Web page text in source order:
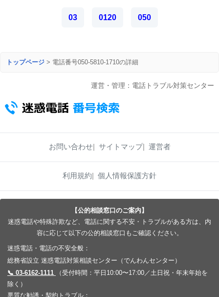
03 0120 050
トップページ > 電話番号050-5810-1710の詳細
運営・管理：電話トラブル対策センター
お問い合わせ サイトマップ 運営者
利用規約 個人情報保護方針
【公的相談窓口のご案内】
迷惑電話や特殊詐欺など、電話に関する不安・トラブルがある方は、内
容に応じて以下の公的相談窓口もご確認ください。
迷惑電話・電話の不安全般：
総務省設立 迷惑電話対策相談センター（でんわんセンター）
📞 03-6162-1111
（受付時間：平日10:00〜17:00／土日祝・年末年始を
除く）
悪質な勧誘・契約トラブル：